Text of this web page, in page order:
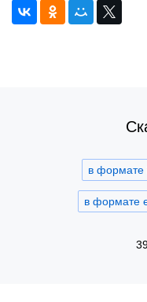
в формате
в формате